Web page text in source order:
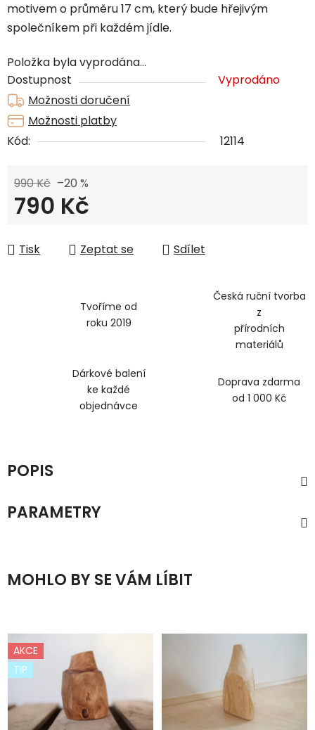
motivem o průměru 17 cm, který bude hřejivým
společníkem při každém jídle.
Položka byla vyprodána…
Dostupnost
Vyprodáno
Možnosti doručení
Možnosti platby
Kód:
12114
990 Kč –20 %
790 Kč
Tisk
Zeptat se Sdílet
Tvoříme od
roku 2019
Česká ruční tvorba
z
přírodních
materiálů
Dárkové balení
ke každé
objednávce
Doprava zdarma
od 1 000 Kč
POPIS
PARAMETRY
MOHLO BY SE VÁM LÍBIT
AKCE
TIP